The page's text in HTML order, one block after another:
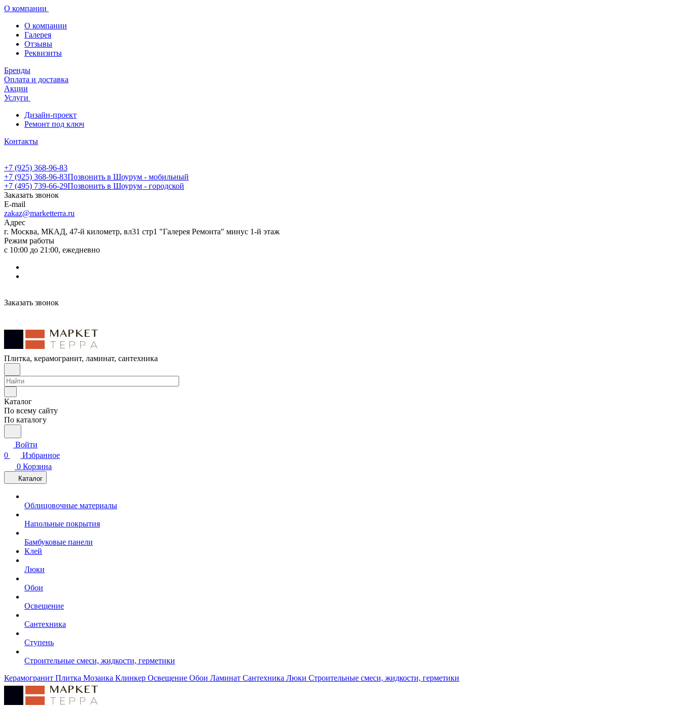
О компании
О компании
Галерея
Отзывы
Реквизиты
Бренды
Оплата и доставка
Акции
Услуги
Дизайн-проект
Ремонт под ключ
Контакты
+7 (925) 368-96-83
+7 (925) 368-96-83Позвонить в Шоурум - мобильный
+7 (495) 739-66-29Позвонить в Шоурум - городской
Заказать звонок
E-mail
zakaz@marketterra.ru
Адрес
г. Москва, МКАД, 47-й километр, вл31 стр1 "Галерея Ремонта" минус 1-й этаж
Режим работы
с 10:00 до 21:00, ежедневно
Заказать звонок
Плитка, керамогранит, ламинат, сантехника
Каталог
По всему сайту
По каталогу
Войти
0
Избранное
0 Корзина
Каталог
Облицовочные материалы
Напольные покрытия
Бамбуковые панели
Клей
Люки
Обои
Освещение
Сантехника
Ступень
Строительные смеси, жидкости, герметики
Керамогранит Плитка Мозаика Клинкер Освещение Обои Ламинат Сантехника Люки Строительные смеси, жидкости, герметики